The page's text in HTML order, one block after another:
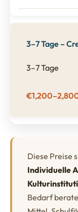
3–7 Tage –
3–7 Tage
Diese Preise
Individuelle
Bedarf